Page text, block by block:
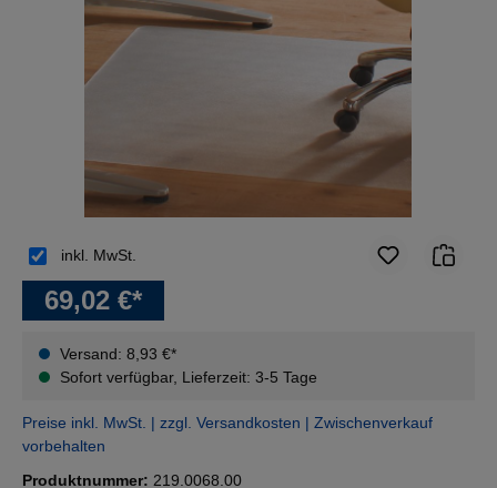
69,02 €*
Versand: 8,93 €*
Sofort verfügbar, Lieferzeit: 3-5 Tage
inkl. MwSt.
Preise inkl. MwSt. | zzgl. Versandkosten | Zwischenverkauf
vorbehalten
Produktnummer: 219.0068.00